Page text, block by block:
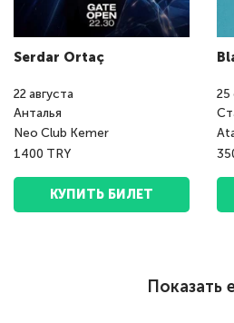
Serdar Ortaç
22августа
Анталья
Neo Club Kemer
1400 TRY
КУПИТЬ БИЛЕТ
25
Показать